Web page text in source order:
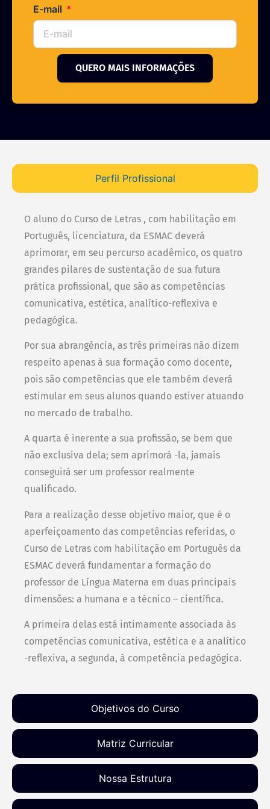
E-mail
QUERO MAIS INFORMAÇÕES
Perfil Profissional
Objetivos do Curso
Matriz Curricular​
Nossa Estrutura
O aluno do Curso de Letras , com habilitação em
Português, licenciatura, da ESMAC deverá
aprimorar, em seu percurso acadêmico, os quatro
grandes pilares de sustentação de sua futura
prática profissional, que são as competências
comunicativa, estética, analítico-reflexiva e
pedagógica.
Por sua abrangência, as três primeiras não dizem
respeito apenas à sua formação como docente,
pois são competências que ele também deverá
estimular em seus alunos quando estiver atuando
no mercado de trabalho.
A quarta é inerente a sua profissão, se bem que
não exclusiva dela; sem aprimorá -la, jamais
conseguirá ser um professor realmente
qualificado.
Para a realização desse objetivo maior, que é o
aperfeiçoamento das competências referidas, o
Curso de Letras com habilitação em Português da
ESMAC deverá fundamentar a formação do
professor de Língua Materna em duas principais
dimensões: a humana e a técnico – científica.
A primeira delas está intimamente associada às
competências comunicativa, estética e a analítico
-reflexiva, a segunda, à competência pedagógica.